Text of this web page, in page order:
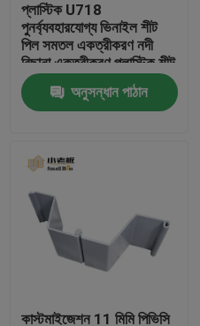
প্লাস্টিক U718
পুনর্ব্যবহারযোগ্য ভিনাইল শীট
পিল সমতল একত্রীকরণ নদী
বিছানা একত্রীকরণ প্লাস্টিক শীট
পিল
অনুসন্ধান পাঠান
কাস্টমাইজেশন 11 মিমি পিভিসি